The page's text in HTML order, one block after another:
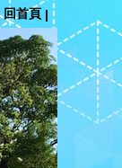
回首頁 |